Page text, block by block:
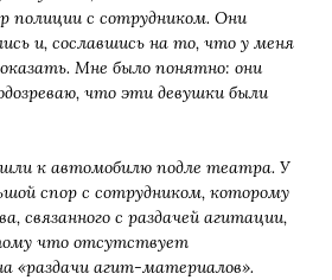
полиции с сотрудником. Они
и, сославшись на то, что у меня
Мне было понятно: они
что эти девушки были
к автомобилю подле театра. У
спор с сотрудником, которому
связанного с раздачей агитации,
что отсутствует
«раздачи агит-материалов».